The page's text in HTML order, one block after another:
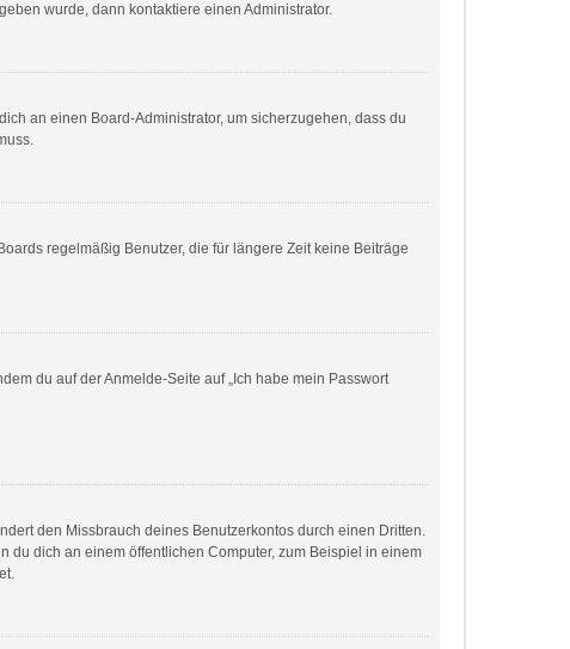
wurde, dann kontaktiere einen Administrator.
an einen Board-Administrator, um sicherzugehen, dass du
regelmäßig Benutzer, die für längere Zeit keine Beiträge
du auf der Anmelde-Seite auf „Ich habe mein Passwort
den Missbrauch deines Benutzerkontos durch einen Dritten.
du dich an einem öffentlichen Computer, zum Beispiel in einem